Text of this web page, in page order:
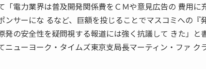
「電力業界は普及開発関係費をＣＭや意見広告の 費用に
ンサーにな るなど、巨額を投じることでマスコミへの『
発の安全性を疑問視する報道には強く抗議して きた」と
ニューヨーク・タイムズ東京支局長マーティン・ファ ク